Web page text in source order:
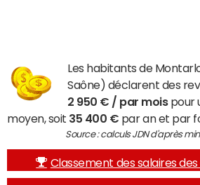
Les habitants de
Saône) déclarent des
2 950 € / par moispour
moyen, soit 35 400 € par an et par
Source : calculs JDN d'après
Classement des salaires